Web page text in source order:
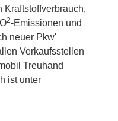
2-Emissionen und
neuer Pkw'
Verkaufsstellen
Treuhand
ist unter